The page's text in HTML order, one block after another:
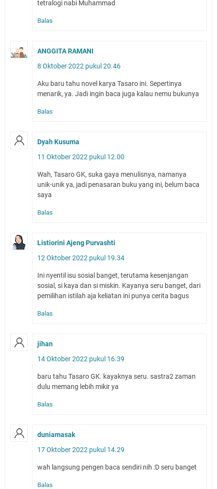
tetralogi nabi Muhammad
Balas
ANGGITA RAMANI
8 Oktober 2022 pukul 20.46
Aku baru tahu novel karya Tasaro ini. Sepertinya
menarik, ya. Jadi ingin baca juga kalau nemu bukunya
Balas
Dyah Kusuma
11 Oktober 2022 pukul 12.00
Wah, Tasaro GK, suka gaya menulisnya, namanya
unik-unik ya, jadi penasaran buku yang ini, belum baca
saya
Balas
Listiorini Ajeng Purvashti
12 Oktober 2022 pukul 19.34
Ini nyentil isu sosial banget, terutama kesenjangan
sosial, si kaya dan si miskin. Kayanya seru banget, dari
pemilihan istilah aja keliatan ini punya cerita bagus
Balas
jihan
14 Oktober 2022 pukul 16.39
baru tahu Tasaro GK. kayaknya seru. sastra2 zaman
dulu memang lebih mikir ya
Balas
duniamasak
17 Oktober 2022 pukul 14.29
wah langsung pengen baca sendiri nih :D seru banget
Balas